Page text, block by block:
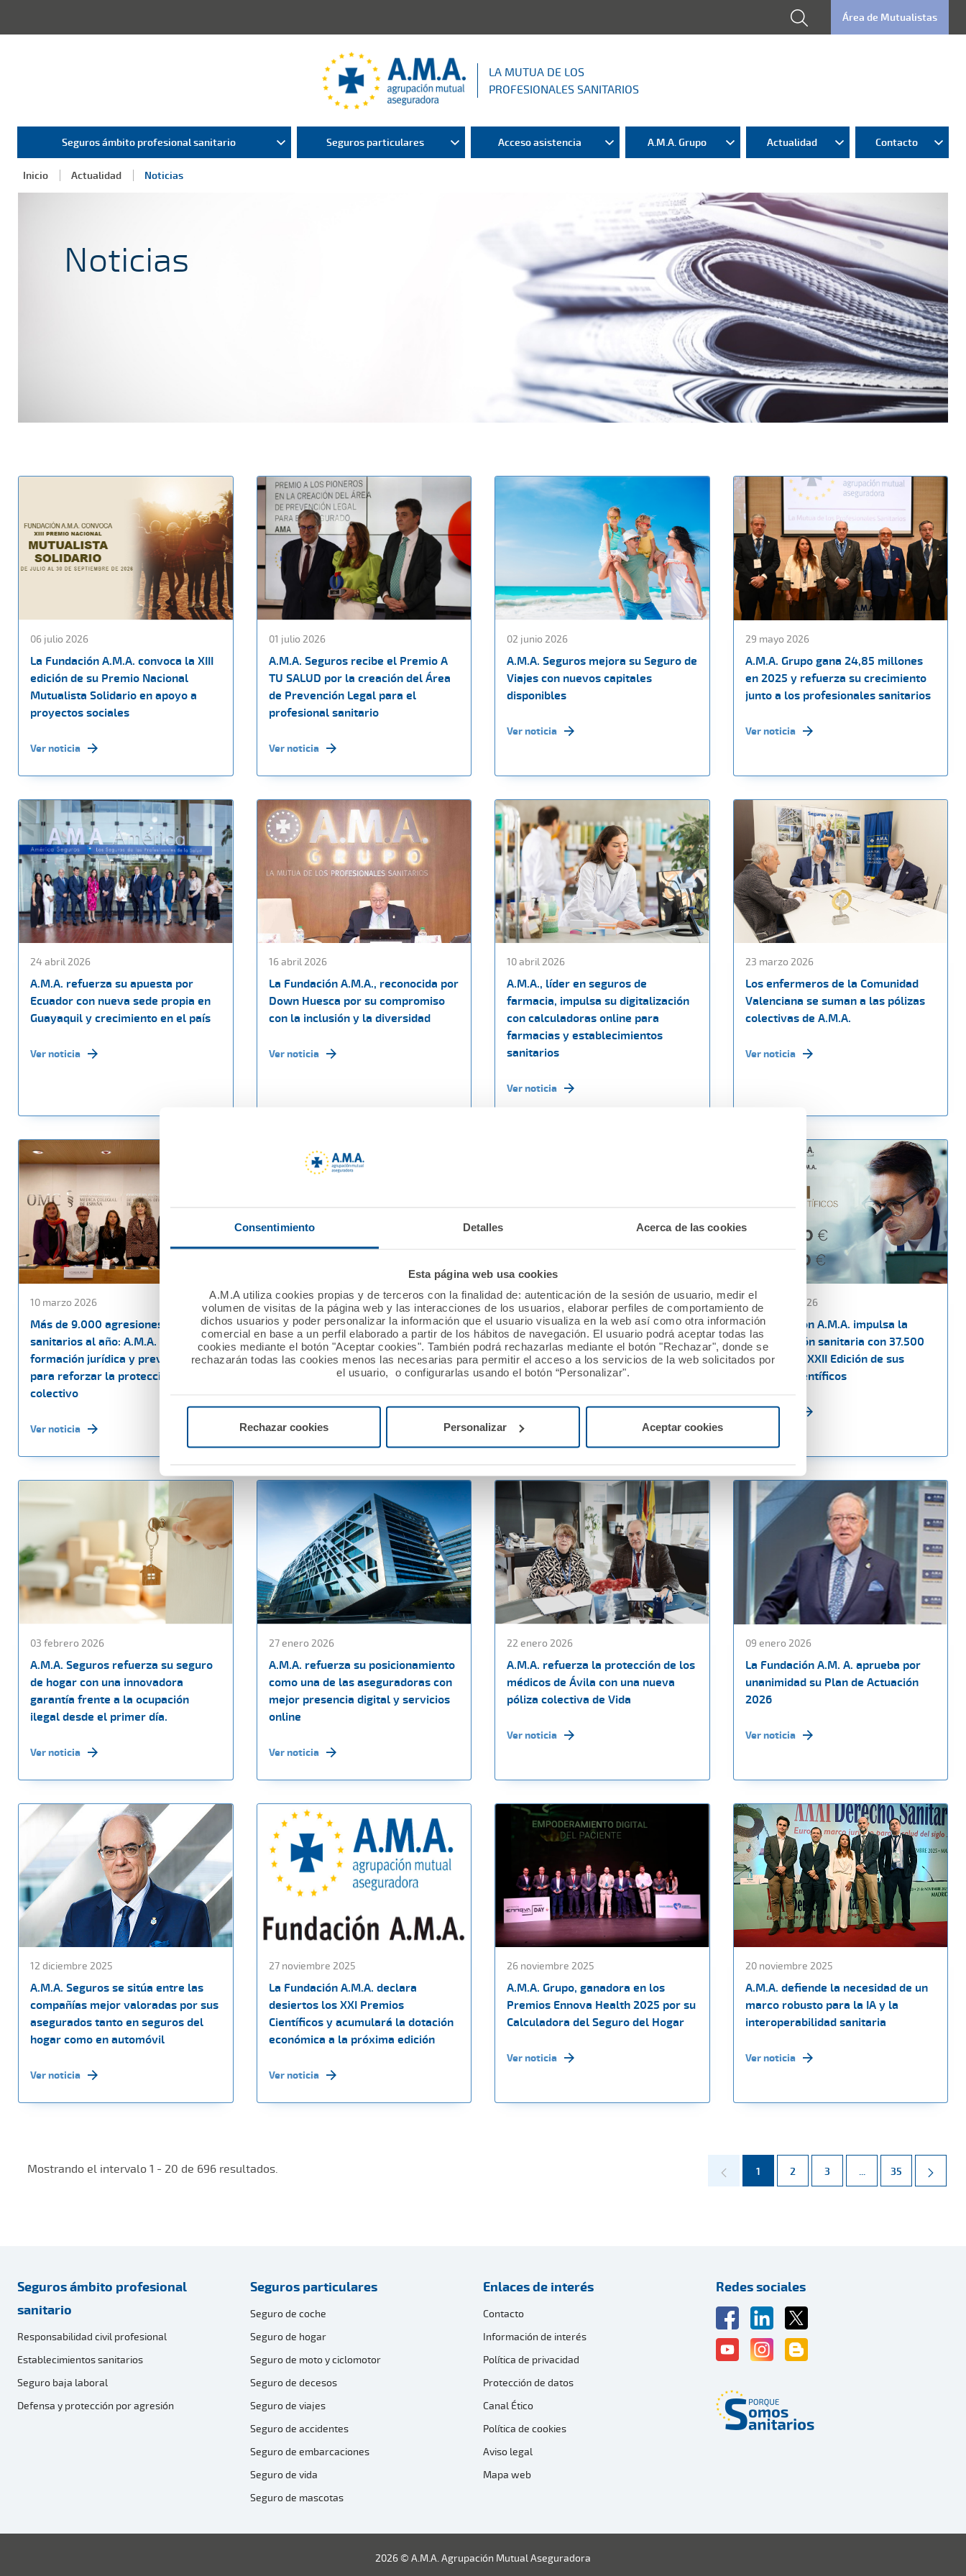
Consentimiento Detalles Acerca de las cookies
Esta página web usa cookies
A.M.A utiliza cookies propias y de terceros con la finalidad de: autenticación de la sesión de usuario, medir el
volumen de visitas de la página web y las interacciones de los usuarios, elaborar perfiles de comportamiento de
dichos usuarios y poder personalizar la información que el usuario visualiza en la web así como otra información
comercial en base a un perfil elaborado a partir de los hábitos de navegación. El usuario podrá aceptar todas las
cookies mediante el botón "Aceptar cookies". También podrá rechazarlas mediante el botón "Rechazar", donde se
rechazarán todas las cookies menos las necesarias para permitir el acceso a los servicios de la web solicitados por
el usuario, o configurarlas usando el botón “Personalizar".
Rechazar cookies Personalizar Aceptar cookies
Área de Mutualistas
LA MUTUA DE LOS
PROFESIONALES SANITARIOS
Seguros ámbito profesional sanitario Seguros particulares Acceso asistencia A.M.A. Grupo Actualidad Contacto
Inicio Actualidad Noticias
Noticias
06 julio 2026
La Fundación A.M.A. convoca la XIII
edición de su Premio Nacional
Mutualista Solidario en apoyo a
proyectos sociales
Ver noticia
01 julio 2026
A.M.A. Seguros recibe el Premio A
TU SALUD por la creación del Área
de Prevención Legal para el
profesional sanitario
Ver noticia
02 junio 2026
A.M.A. Seguros mejora su Seguro de
Viajes con nuevos capitales
disponibles
Ver noticia
29 mayo 2026
A.M.A. Grupo gana 24,85 millones
en 2025 y refuerza su crecimiento
junto a los profesionales sanitarios
Ver noticia
24 abril 2026
A.M.A. refuerza su apuesta por
Ecuador con nueva sede propia en
Guayaquil y crecimiento en el país
Ver noticia
16 abril 2026
La Fundación A.M.A., reconocida por
Down Huesca por su compromiso
con la inclusión y la diversidad
Ver noticia
10 abril 2026
A.M.A., líder en seguros de
farmacia, impulsa su digitalización
con calculadoras online para
farmacias y establecimientos
sanitarios
Ver noticia
23 marzo 2026
Los enfermeros de la Comunidad
Valenciana se suman a las pólizas
colectivas de A.M.A.
Ver noticia
10 marzo 2026
Más de 9.000 agresiones a
sanitarios al año: A.M.A. impulsa
formación jurídica y prevención
para reforzar la protección del
colectivo
Ver noticia
27 febrero 2026
La Fundación A.M.A. concede
60.000 euros a nueve proyectos
sociales en la XII edición del Premio
Nacional Mutualista Solidario.
Ver noticia
13 febrero 2026
A.M.A. reafirma su apoyo a los
profesionales sanitarios en las
Jornadas PostMIR del Grupo CTO
13 febrero 2026
La Fundación A.M.A. impulsa la
investigación sanitaria con 37.500
euros en la XXII Edición de sus
Premios Científicos
Ver noticia
03 febrero 2026
A.M.A. Seguros refuerza su seguro
de hogar con una innovadora
garantía frente a la ocupación
ilegal desde el primer día.
Ver noticia
27 enero 2026
A.M.A. refuerza su posicionamiento
como una de las aseguradoras con
mejor presencia digital y servicios
online
Ver noticia
22 enero 2026
A.M.A. refuerza la protección de los
médicos de Ávila con una nueva
póliza colectiva de Vida
Ver noticia
09 enero 2026
La Fundación A.M. A. aprueba por
unanimidad su Plan de Actuación
2026
Ver noticia
12 diciembre 2025
A.M.A. Seguros se sitúa entre las
compañías mejor valoradas por sus
asegurados tanto en seguros del
hogar como en automóvil
Ver noticia
27 noviembre 2025
La Fundación A.M.A. declara
desiertos los XXI Premios
Científicos y acumulará la dotación
económica a la próxima edición
Ver noticia
26 noviembre 2025
A.M.A. Grupo, ganadora en los
Premios Ennova Health 2025 por su
Calculadora del Seguro del Hogar
Ver noticia
20 noviembre 2025
A.M.A. defiende la necesidad de un
marco robusto para la IA y la
interoperabilidad sanitaria
Ver noticia
Mostrando el intervalo 1 - 20 de 696 resultados. Página
1 Página
2 Página
3 ... Páginas intermedias
Página
35
Seguros ámbito profesional
sanitario
Responsabilidad civil profesional
Establecimientos sanitarios
Seguro baja laboral
Defensa y protección por agresión
Seguros particulares
Seguro de coche
Seguro de hogar
Seguro de moto y ciclomotor
Seguro de decesos
Seguro de viajes
Seguro de accidentes
Seguro de embarcaciones
Seguro de vida
Seguro de mascotas
Enlaces de interés
Contacto
Información de interés
Política de privacidad
Protección de datos
Canal Ético
Política de cookies
Aviso legal
Mapa web
Redes sociales
2026 © A.M.A. Agrupación Mutual Aseguradora